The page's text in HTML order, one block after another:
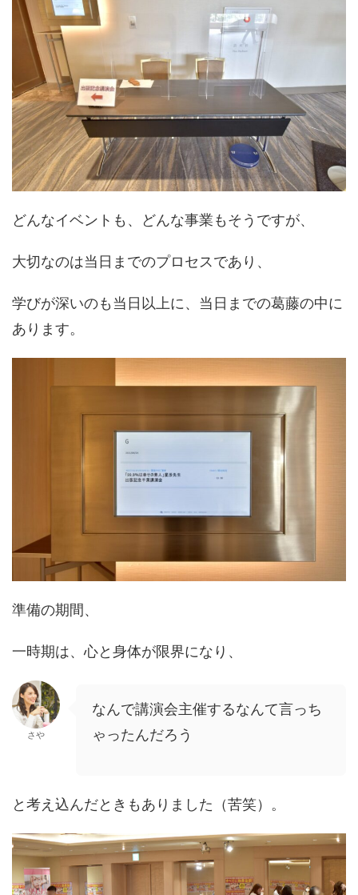
どんなイベントも、どんな事業もそうですが、
大切なのは当日までのプロセスであり、
学びが深いのも当日以上に、当日までの葛藤の中に
あります。
準備の期間、
一時期は、心と身体が限界になり、
さや
なんで講演会主催するなんて言っち
ゃったんだろう
と考え込んだときもありました（苦笑）。